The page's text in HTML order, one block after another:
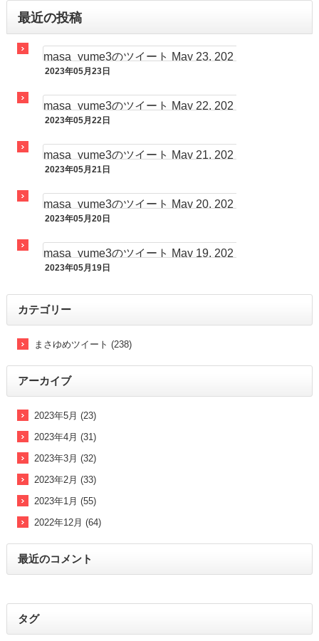
最近の投稿
masa_yume3のツイート May 23, 202
3 at 07:32AM
2023年05月23日
masa_yume3のツイート May 22, 202
3 at 07:29AM
2023年05月22日
masa_yume3のツイート May 21, 202
3 at 07:00AM
2023年05月21日
masa_yume3のツイート May 20, 202
3 at 07:51AM
2023年05月20日
masa_yume3のツイート May 19, 202
3 at 05:35PM
2023年05月19日
カテゴリー
まさゆめツイート (238)
アーカイブ
2023年5月 (23)
2023年4月 (31)
2023年3月 (32)
2023年2月 (33)
2023年1月 (55)
2022年12月 (64)
最近のコメント
タグ